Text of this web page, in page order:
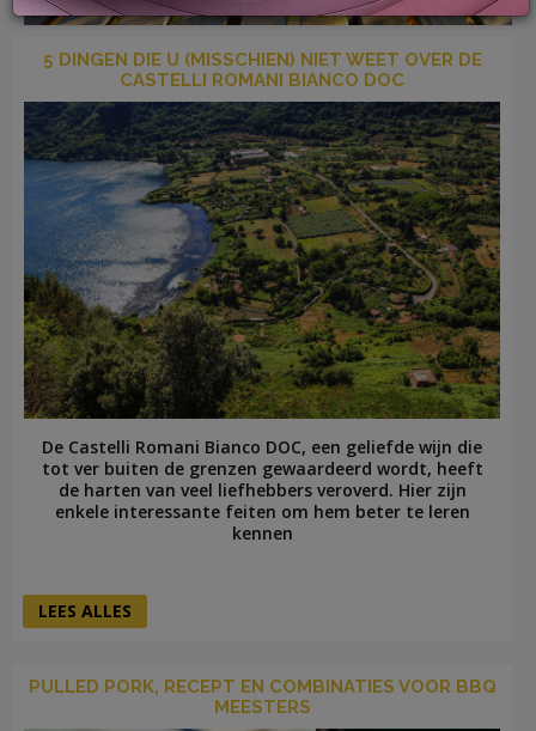
LOG
IN
5 DINGEN DIE U (MISSCHIEN) NIET WEET OVER DE
CASTELLI ROMANI BIANCO DOC
De Castelli Romani Bianco DOC, een geliefde wijn die
tot ver buiten de grenzen gewaardeerd wordt, heeft
de harten van veel liefhebbers veroverd. Hier zijn
enkele interessante feiten om hem beter te leren
kennen
LEES ALLES
PULLED PORK, RECEPT EN COMBINATIES VOOR BBQ
MEESTERS